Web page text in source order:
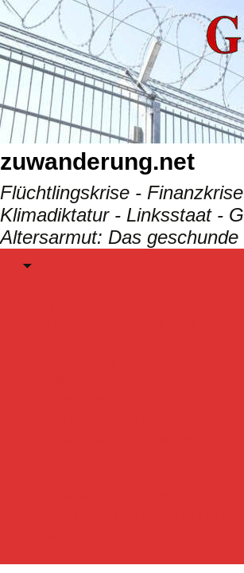
Skip
to
content
zuwanderung.net
Flüchtlingskrise -
Klimadiktatur - Linksstaat -
Altersarmut: Das
Menu